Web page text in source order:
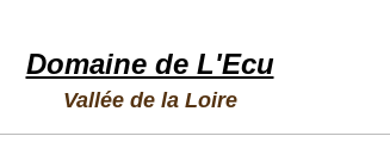
Domaine de L'Ecu
Vallée de la Loire